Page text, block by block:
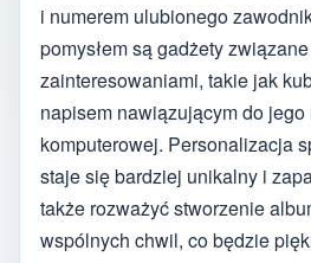
i numerem ulubionego
pomysłem są gadżety
zainteresowaniami, takie jak
napisem nawiązującym do
komputerowej. Personalizacja
staje się bardziej unikalny i
także rozważyć stworzenie
wspólnych chwil, co będzie